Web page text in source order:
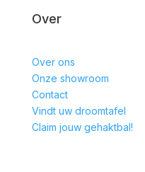
Over
Over ons
Onze showroom
Contact
Vindt uw droomtafel
Claim jouw gehaktbal!